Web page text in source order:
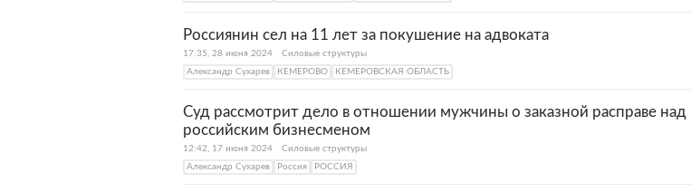
Россиянин сел на 11 лет за покушение на адвоката
17:35, 28 июня 2024
Силовые структуры
Александр Сухарев
КЕМЕРОВО КЕМЕРОВСКАЯ ОБЛАСТЬ
Суд рассмотрит дело в отношении мужчины о заказной расправе над
российским бизнесменом
12:42, 17 июня 2024
Силовые структуры
Александр Сухарев
Россия РОССИЯ